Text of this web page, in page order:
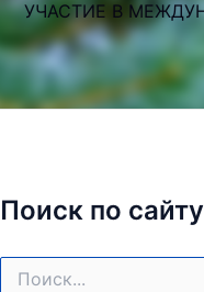
по
записям
Поиск по сайту